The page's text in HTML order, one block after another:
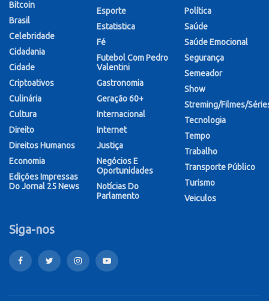
Bitcoin
Brasil
Celebridade
Cidadania
Cidade
Criptoativos
Culinária
Cultura
Direito
Direitos Humanos
Economia
Edições Impressas
Do Jornal 25 News
Esporte
Estatistica
Fé
Futebol Com Pedro
Valentini
Gastronomia
Geração 60+
Internacional
Internet
Justiça
Negócios E
Oportunidades
Notícias Do
Parlamento
Política
Saúde
Saúde Emocional
Segurança
Semeador
Show
Streming/Filmes/
Tecnologia
Tempo
Trabalho
Transporte Público
Turismo
Veiculos
Siga-nos